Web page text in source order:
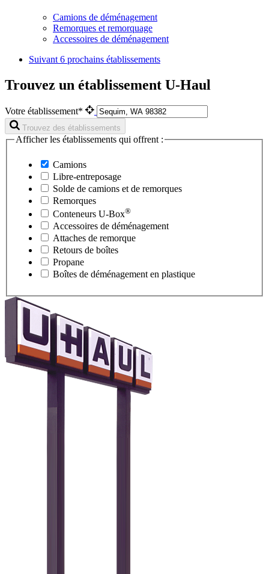
Camions de déménagement
Remorques et remorquage
Accessoires de déménagement
Suivant 6 prochains établissements
Trouvez un établissement U-Haul
Votre établissement*
Trouvez des établissements
Afficher les établissements qui offrent :
Camions
Libre-entreposage
Solde de camions et de remorques
Remorques
Conteneurs U-Box®
Accessoires de déménagement
Attaches de remorque
Retours de boîtes
Propane
Boîtes de déménagement en plastique